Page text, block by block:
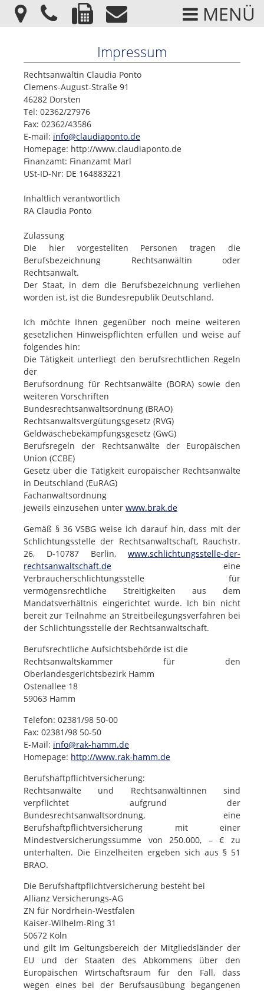
MENÜ
Impressum
Rechtsanwältin Claudia Ponto
Clemens-August-Straße 91
46282 Dorsten
Tel: 02362/27976
Fax: 02362/43586
E-mail: info@claudiaponto.de
Homepage: http://www.claudiaponto.de
Finanzamt: Finanzamt Marl
USt-ID-Nr: DE 164883221
Inhaltlich verantwortlich
RA Claudia Ponto
Zulassung
Die hier vorgestellten Personen tragen die
Berufsbezeichnung Rechtsanwältin oder
Rechtsanwalt.
Der Staat, in dem die Berufsbezeichnung verliehen
worden ist, ist die Bundesrepublik Deutschland.
Ich möchte Ihnen gegenüber noch meine weiteren
gesetzlichen Hinweispflichten erfüllen und weise auf
folgendes hin:
Die Tätigkeit unterliegt den berufsrechtlichen Regeln
der
Berufsordnung für Rechtsanwälte (BORA) sowie den
weiteren Vorschriften
Bundesrechtsanwaltsordnung (BRAO)
Rechtsanwaltsvergütungsgesetz (RVG)
Geldwäschebekämpfungsgesetz (GwG)
Berufsregeln der Rechtsanwälte der Europäischen
Union (CCBE)
Gesetz über die Tätigkeit europäischer Rechtsanwälte
in Deutschland (EuRAG)
Fachanwaltsordnung
jeweils einzusehen unter www.brak.de
Gemäß § 36 VSBG weise ich darauf hin, dass mit der
Schlichtungsstelle der Rechtsanwaltschaft, Rauchstr.
26, D-10787 Berlin, www.schlichtungsstelle-der-
rechtsanwaltschaft.de eine
Verbraucherschlichtungsstelle für
vermögensrechtliche Streitigkeiten aus dem
Mandatsverhältnis eingerichtet wurde. Ich bin nicht
bereit zur Teilnahme an Streitbeilegungsverfahren bei
der Schlichtungsstelle der Rechtsanwaltschaft.
Berufsrechtliche Aufsichtsbehörde ist die
Rechtsanwaltskammer für den
Oberlandesgerichtsbezirk Hamm
Ostenallee 18
59063 Hamm
Telefon: 02381/98 50-00
Fax: 02381/98 50-50
E-Mail: info@rak-hamm.de
Homepage: http://www.rak-hamm.de
Berufshaftpflichtversicherung:
Rechtsanwälte und Rechtsanwältinnen sind
verpflichtet aufgrund der
Bundesrechtsanwaltsordnung, eine
Berufshaftpflichtversicherung mit einer
Mindestversicherungssumme von 250.000, – € zu
unterhalten. Die Einzelheiten ergeben sich aus § 51
BRAO.
Die Berufshaftpflichtversicherung besteht bei
Allianz Versicherungs-AG
ZN für Nordrhein-Westfalen
Kaiser-Wilhelm-Ring 31
50672 Köln
und gilt im Geltungsbereich der Mitgliedsländer der
EU und der Staaten des Abkommens über den
Europäischen Wirtschaftsraum für den Fall, dass
wegen eines bei der Berufsausübung begangenen